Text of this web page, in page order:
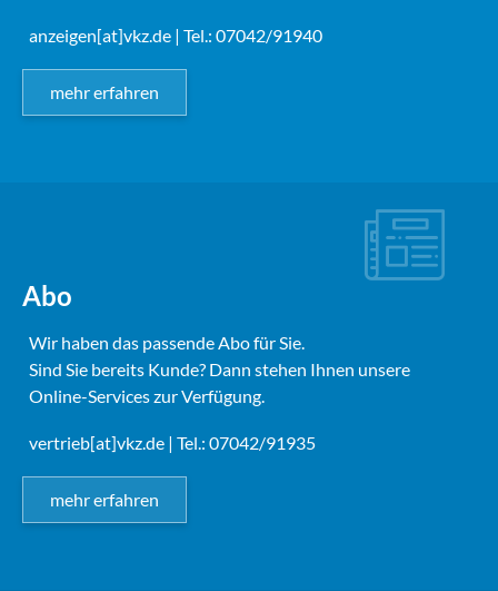
anzeigen[at]vkz.de | Tel.: 07042/91940
mehr erfahren
Abo
Wir haben das passende Abo für Sie.
Sind Sie bereits Kunde? Dann stehen Ihnen unsere
Online-Services zur Verfügung.
vertrieb[at]vkz.de | Tel.: 07042/91935
mehr erfahren